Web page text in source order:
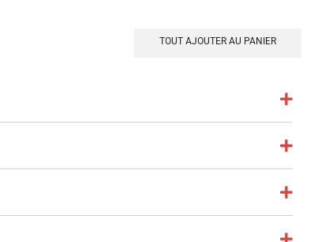
TOUT AJOUTER AU PANIER